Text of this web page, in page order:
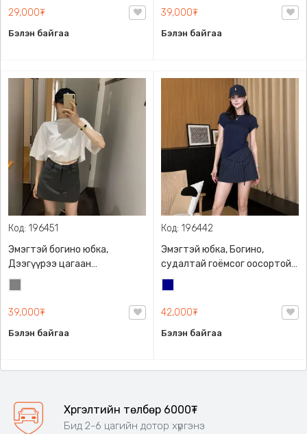
хэлбэрийн, өдөр тутамдаа
өмсөхөд тохиромжтой, олон
хувцастай хослуулах
29,000₮
Бэлэн байгаа
39,000₮
Бэлэн байгаа
Код: 196451
Эмэгтэй богино юбка,
Дээгүүрээ цагаан
оруулгатай, Урдаа
халаастай, Ард талаараа
шорт шиг хэлбэртэй, Бүслэх
39,000₮
Бэлэн байгаа
Код: 196442
Эмэгтэй юбка, Богино,
судалтай гоёмсог оосортой,
Дотуураа шорттой, M-2XL
хүртэл размертай
42,000₮
Бэлэн байгаа
Хүргэлтийн төлбөр 6000₮
Бид 2-6 цагийн дотор хүргэнэ